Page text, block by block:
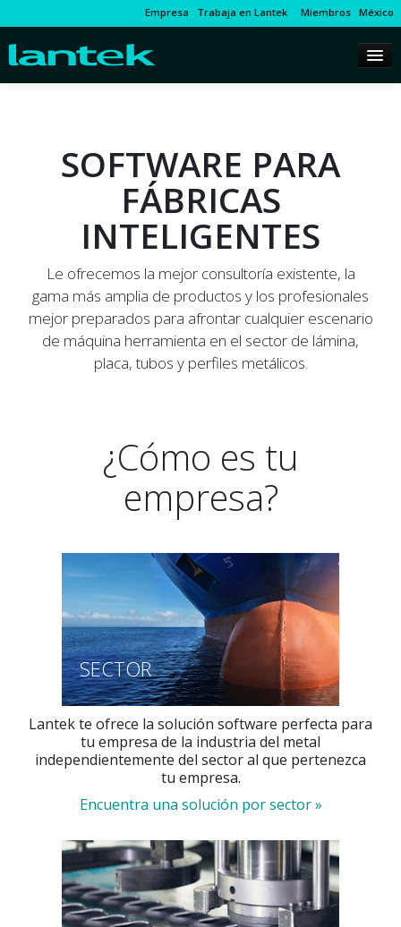
Empresa Trabaja en Lantek Miembros México
SOFTWARE PARA
FÁBRICAS
INTELIGENTES
Le ofrecemos la mejor consultoría existente, la
gama más amplia de productos y los profesionales
mejor preparados para afrontar cualquier escenario
de máquina herramienta en el sector de lámina,
placa, tubos y perfiles metálicos.
¿Cómo es tu
empresa?
SECTOR
Lantek te ofrece la solución software perfecta para
tu empresa de la industria del metal
independientemente del sector al que pertenezca
tu empresa.
Encuentra una solución por sector »